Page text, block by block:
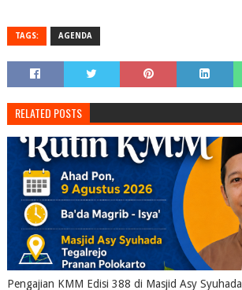
TAGS: AGENDA
RELATED POSTS
Pengajian KMM Edisi 388 di Masjid Asy Syuhada